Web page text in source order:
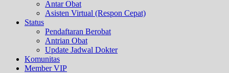
Antar Obat
Asisten Virtual (Respon Cepat)
Status
Pendaftaran Berobat
Antrian Obat
Update Jadwal Dokter
Komunitas
Member VIP